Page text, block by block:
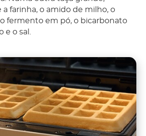
a farinha, o amido de milho, o
o fermento em pó, o bicarbonato
e o sal.